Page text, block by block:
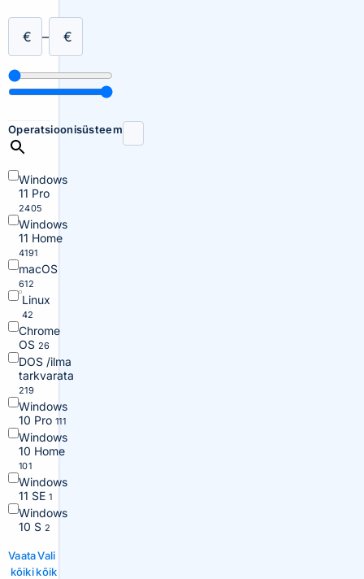
€ – €
Operatsioonisüsteem
Windows
11 Pro
2405
Windows
11 Home
4191
macOS
612
Linux
42
Chrome
OS 26
DOS /ilma
tarkvarata
219
Windows
10 Pro 111
Windows
10 Home
101
Windows
11 SE 1
Windows
10 S 2
Vaata
kõiki
Vali
kõik